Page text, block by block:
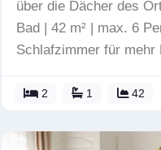
über die Dächer des
Bad | 42 m² | max. 6
Schlafzimmer für mehr
2 1 42